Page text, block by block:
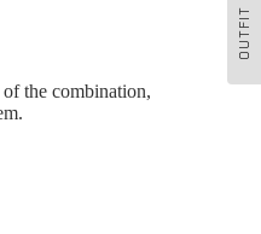
OUTFIT
the combination,